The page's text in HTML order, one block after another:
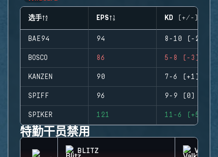
选手 EPS KD (+/-)
BAE94 94 8-10 (-2)
BOSCO 86 5-8 (-3)
KANZEN 90 7-6 (+1)
SPIFF 96 9-9 (0)
SPIKER 121 11-6 (+5)
特勤干员禁用
BLITZ